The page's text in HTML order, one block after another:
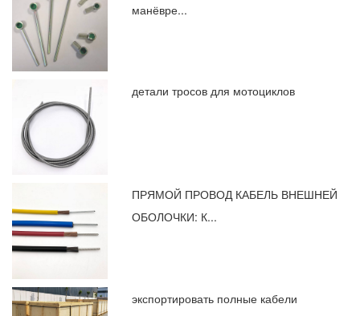
манёвре...
детали тросов для мотоциклов
ПРЯМОЙ ПРОВОД КАБЕЛЬ ВНЕШНЕЙ
ОБОЛОЧКИ: К...
экспортировать полные кабели